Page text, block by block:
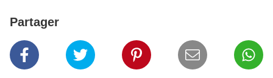
Partager